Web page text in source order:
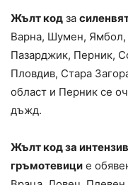
Жълт код за силен
Варна, Шумен,
Пазарджик, Перник,
Пловдив, Стара
област и Перник се
дъжд.
Жълт код за
гръмотевици е